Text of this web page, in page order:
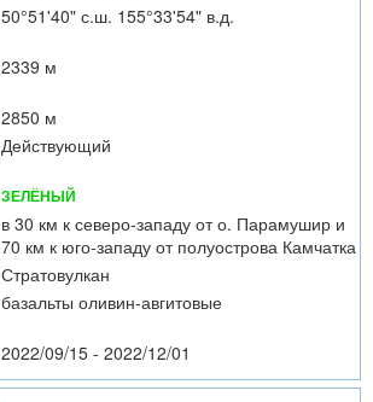
50°51'40" с.ш. 155°33'54" в.д.
2339 м
2850 м
Действующий
ЗЕЛЁНЫЙ
в 30 км к северо-западу от о. Парамушир и
70 км к юго-западу от полуострова Камчатка
Стратовулкан
базальты оливин-авгитовые
2022/09/15 - 2022/12/01